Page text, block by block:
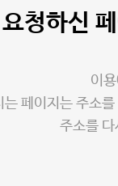
요청하신
이
는 페이지는 주소
주소를